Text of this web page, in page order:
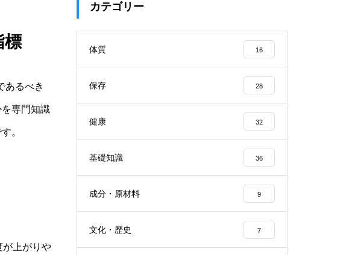
標
あるべき
専門知識
。
が上がりや
カテゴリー
体質 16
保存 28
健康 32
基礎知識 36
成分・原材料 9
文化・歴史 7